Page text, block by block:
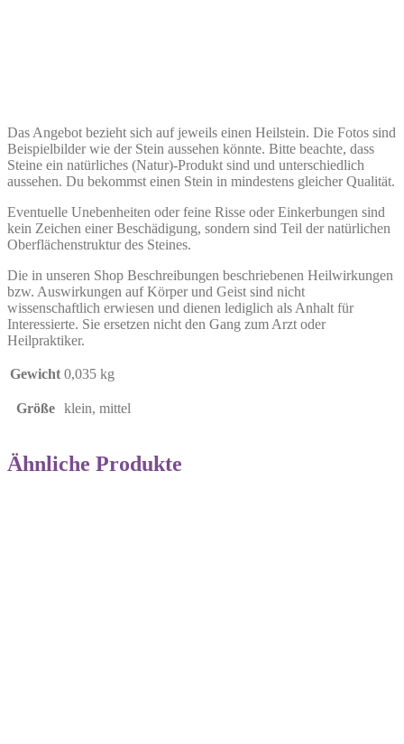
Das Angebot bezieht sich auf jeweils einen Heilstein. Die Fotos sind
Beispielbilder wie der Stein aussehen könnte. Bitte beachte, dass
Steine ein natürliches (Natur)-Produkt sind und unterschiedlich
aussehen. Du bekommst einen Stein in mindestens gleicher Qualität.
Eventuelle Unebenheiten oder feine Risse oder Einkerbungen sind
kein Zeichen einer Beschädigung, sondern sind Teil der natürlichen
Oberflächenstruktur des Steines.
Die in unseren Shop Beschreibungen beschriebenen Heilwirkungen
bzw. Auswirkungen auf Körper und Geist sind nicht
wissenschaftlich erwiesen und dienen lediglich als Anhalt für
Interessierte. Sie ersetzen nicht den Gang zum Arzt oder
Heilpraktiker.
Gewicht 0,035 kg
Größe klein, mittel
Ähnliche Produkte